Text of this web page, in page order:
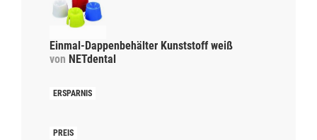
Einmal-Dappenbehälter Kunststoff weiß
von NETdental